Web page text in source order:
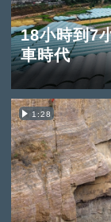
18小時到7
車時代
1:28